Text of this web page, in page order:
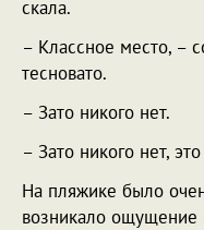
скала.
– Классное место, –
тесновато.
– Зато никого нет.
– Зато никого нет,
На пляжике было
возникало ощущение